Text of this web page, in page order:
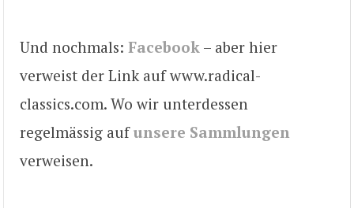
Und nochmals: Facebook – aber hier
verweist der Link auf www.radical-
classics.com. Wo wir unterdessen
regelmässig aufunsere Sammlungen
verweisen.